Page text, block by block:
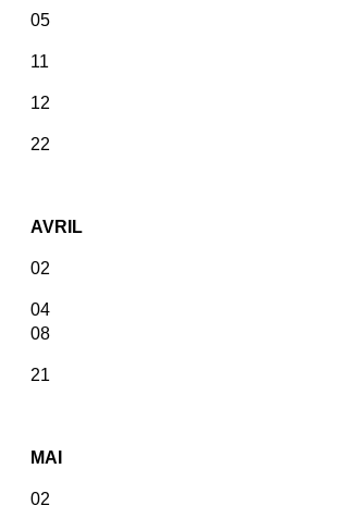
05
11
12
22
AVRIL
02
04
08
21
MAI
02